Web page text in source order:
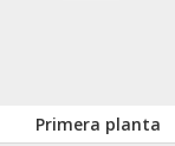
Primera planta